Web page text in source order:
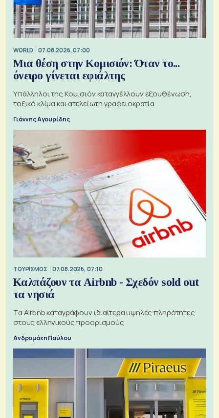
WORLD 07.08.2026, 07:00
Μια θέση στην Κομισιόν: Όταν το...
όνειρο γίνεται εφιάλτης
Υπάλληλοι της Κομισιόν καταγγέλλουν εξουθένωση,
τοξικό κλίμα και ατελείωτη γραφειοκρατία
Γιάννης Αγουρίδης
ΤΟΥΡΙΣΜΟΣ 07.08.2026, 07:10
Καλπάζουν τα Airbnb - Σχεδόν sold out
τα νησιά
Τα Airbnb καταγράφουν ιδιαίτερα υψηλές πληρότητες
στους ελληνικούς προορισμούς
Ανδρομάχη Παύλου